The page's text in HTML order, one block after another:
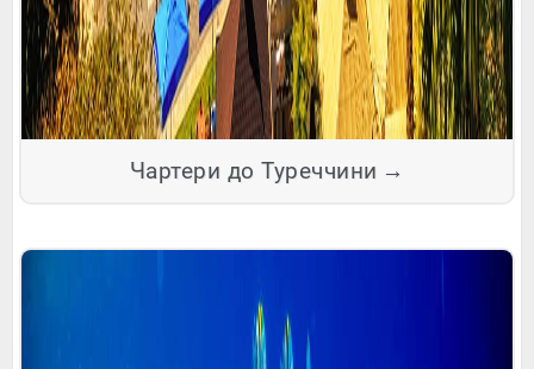
Чартери до Туреччини